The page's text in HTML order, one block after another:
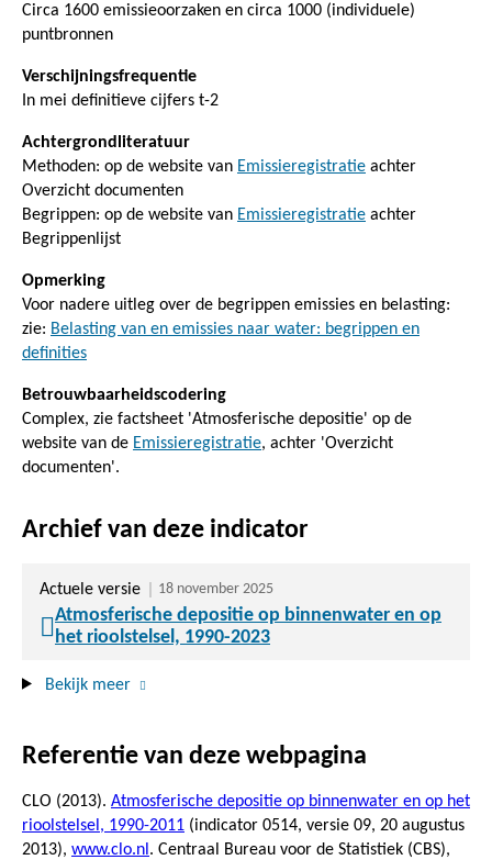
Circa 1600 emissieoorzaken en circa 1000 (individuele)
puntbronnen
Verschijningsfrequentie
In mei definitieve cijfers t-2
Achtergrondliteratuur
Methoden: op de website van Emissieregistratie achter
Overzicht documenten
Begrippen: op de website van Emissieregistratie achter
Begrippenlijst
Opmerking
Voor nadere uitleg over de begrippen emissies en belasting:
zie: Belasting van en emissies naar water: begrippen en
definities
Betrouwbaarheidscodering
Complex, zie factsheet 'Atmosferische depositie' op de
website van de Emissieregistratie, achter 'Overzicht
documenten'.
Archief van deze indicator
Actuele versie 18 november 2025
Atmosferische depositie op binnenwater en op
het rioolstelsel, 1990-2023
Bekijk meer
Referentie van deze webpagina
CLO (2013). Atmosferische depositie op binnenwater en op het
rioolstelsel, 1990-2011 (indicator 0514, versie 09, 20 augustus
2013), www.clo.nl . Centraal Bureau voor de Statistiek (CBS),